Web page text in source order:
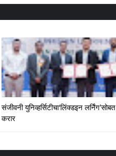
संजीवनी युनिव्हर्सिटीचा‘लिंक्डइन लर्निंग’सोबत
करार